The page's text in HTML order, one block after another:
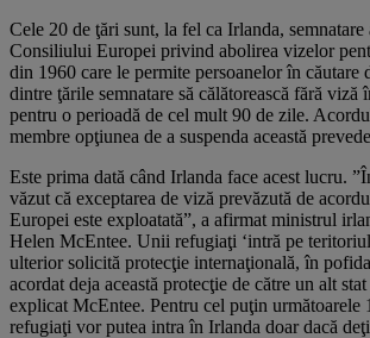
Cele 20 de ţări sunt, la fel ca Irlanda,
Consiliului Europei privind abolirea vizelor
din 1960 care le permite persoanelor în căutare
dintre ţările semnatare să călătorească fără viză
pentru o perioadă de cel mult 90 de zile.
membre opţiunea de a suspenda această
Este prima dată când Irlanda face acest lucru.
văzut că exceptarea de viză prevăzută de
Europei este exploatată”, a afirmat ministrul
Helen McEntee. Unii refugiaţi ‘intră pe
ulterior solicită protecţie internaţională, în
acordat deja această protecţie de către un alt
explicat McEntee. Pentru cel puţin următoarele
refugiaţi vor putea intra în Irlanda doar dacă